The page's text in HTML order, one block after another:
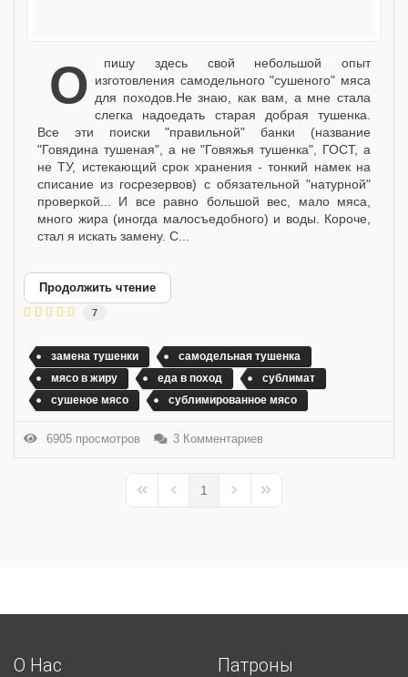
Опишу здесь свой небольшой опыт изготовления самодельного "сушеного" мяса
для походов.Не знаю, как вам, а мне стала
слегка надоедать старая добрая тушенка.
Все эти поиски "правильной" банки (название
"Говядина тушеная", а не "Говяжья тушенка", ГОСТ, а
не ТУ, истекающий срок хранения - тонкий намек на
списание из госрезервов) с обязательной "натурной"
проверкой... И все равно большой вес, мало мяса,
много жира (иногда малосъедобного) и воды. Короче,
стал я искать замену. С...
Продолжить чтение
7
замена тушенки
самодельная тушенка
мясо в жиру
еда в поход
сублимат
сушеное мясо
сублимированное мясо
6905 просмотров 3 Комментариев
First PagePrevious Page
1
Next PageLast Page
О Нас Патроны